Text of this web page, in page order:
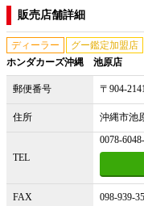
販売店舗詳細
ディーラー
グー鑑定加盟店
ホンダカーズ沖縄 池原店
郵便番号 〒904-
住所 沖縄市池
TEL
0078-
FAX 098-939-